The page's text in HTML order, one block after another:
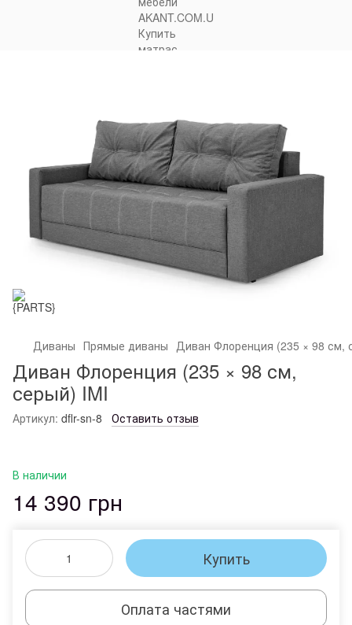
Диваны Прямые диваны Диван Флоренция (235 × 98 см,
Диван Флоренция (235 × 98 см,
серый) IMI
Артикул: dflr-sn-8 Оставить отзыв
В наличии
14 390 грн
Купить
Оплата частями